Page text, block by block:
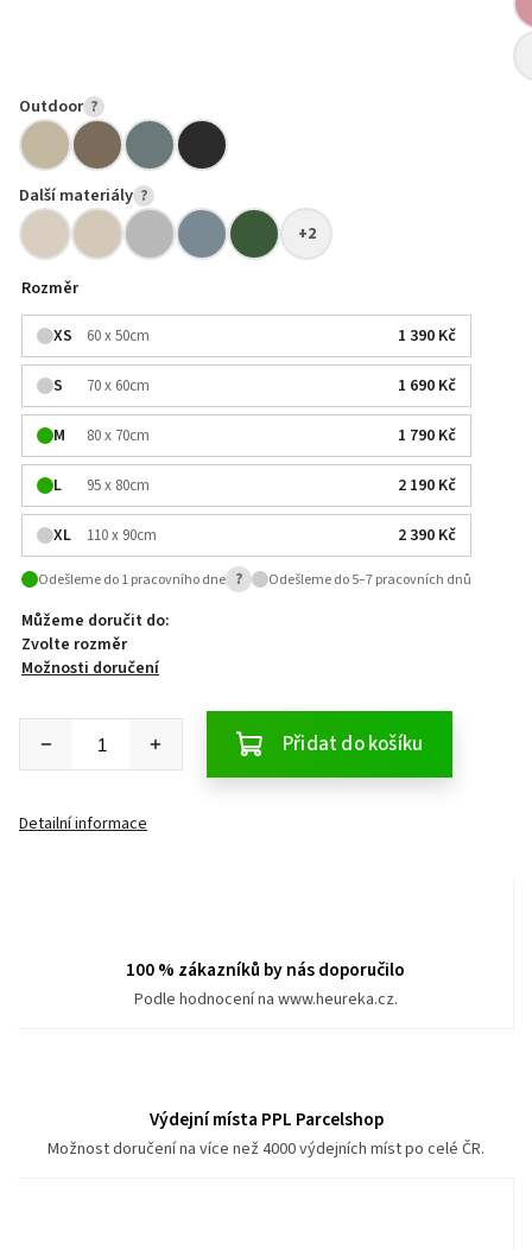
Outdoor ?
Další materiály ?
+2
Rozměr
XS
60 x 50cm 1 390 Kč
S 70 x 60cm 1 690 Kč
M 80 x 70cm 1 790 Kč
L 95 x 80cm 2 190 Kč
XL 110 x 90cm 2 390 Kč
Odešleme do 1 pracovního dne ? Odešleme do 5–7 pracovních dnů
Můžeme doručit do:
Zvolte rozměr
Možnosti doručení
Přidat do košíku
Detailní informace
100 % zákazníků by nás doporučilo
Podle hodnocení na www.heureka.cz.
Výdejní místa PPL Parcelshop
Možnost doručení na více než 4000 výdejních míst po celé ČR.